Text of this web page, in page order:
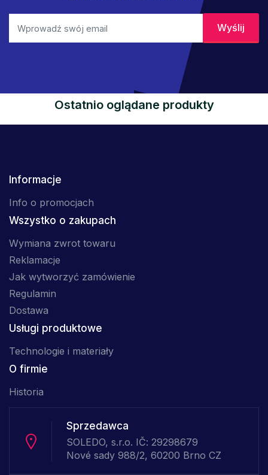
Ostatnio oglądane produkty
Informacje
Info o promocjach
Wszystko o zakupach
Wymiana zwrot towaru
Reklamacje
Jak wytworzyć zamówienie
Regulamin
Dostawa
Usługi produktowe
Technologie i materiały
O firmie
Historia
Sprzedawca
SOLEDO, s.r.o. IČ: 29298679
Nové sady 988/2, 60200 Brno CZ